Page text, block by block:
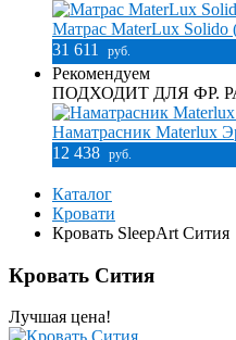
Матрас MaterLux Solido
31 611
руб.
Рекомендуем
ПОДХОДИТ ДЛЯ ФР.
Наматрасник Materlux
12 438 руб.
Каталог
Кровати
Кровать SleepArt Сития
Кровать Сития
Лучшая цена!